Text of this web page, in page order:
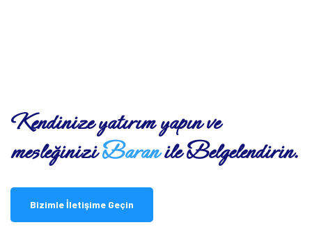
Kendinize yatırım yapın ve
mesleğiniziBaranile Belgelendirin.
Bizimle İletişime Geçin